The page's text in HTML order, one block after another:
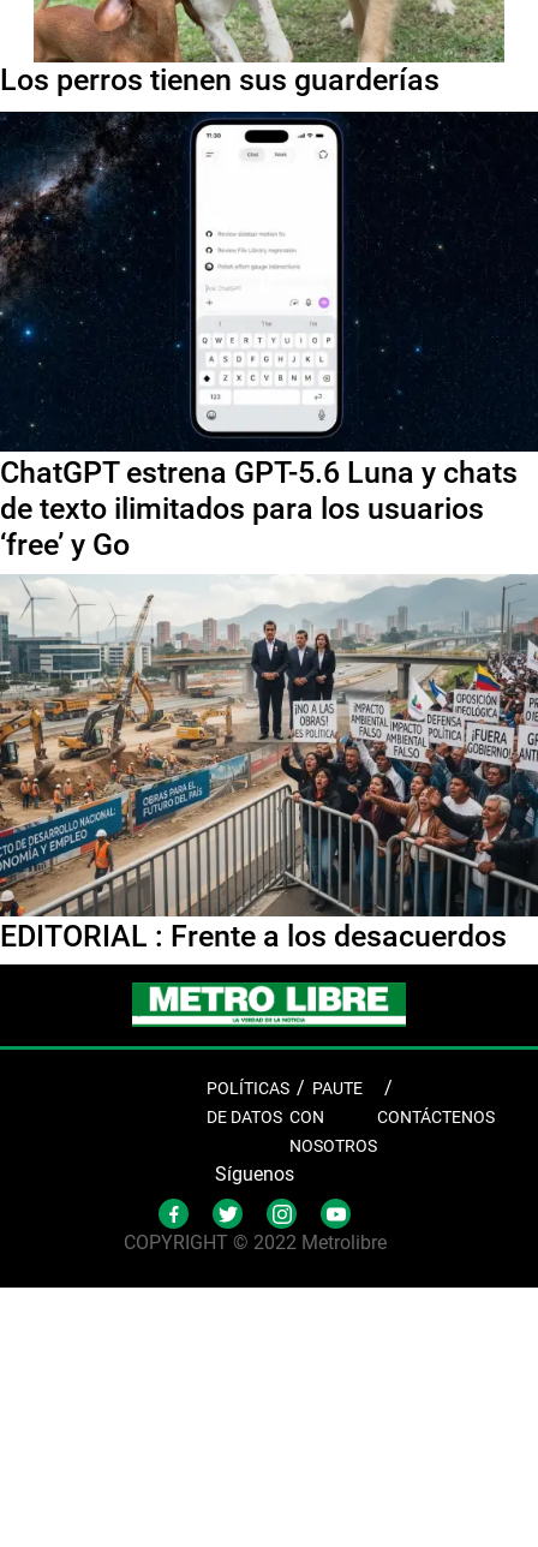
Los perros tienen sus guarderías
ChatGPT estrena GPT-5.6 Luna y chats
de texto ilimitados para los usuarios
‘free’ y Go
EDITORIAL : Frente a los desacuerdos
POLÍTICAS
DE DATOS
PAUTE
CON
NOSOTROS
CONTÁCTENOS
Síguenos
COPYRIGHT © 2022 Metrolibre